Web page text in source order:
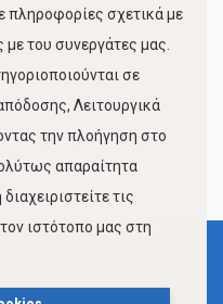
Δεδομένων
πληροφορίες σχετικά με
του συνεργάτες μας.
σε
Λειτουργικά
την πλοήγηση στο
απαραίτητα
τις
ιστότοπο μας στη